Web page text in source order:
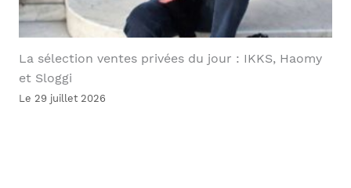
La sélection ventes privées du jour : IKKS, Haomy
et Sloggi
Le 29 juillet 2026